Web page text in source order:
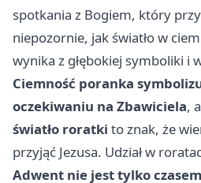
spotkania z Bogiem, który
niepozornie, jak światło w
wynika z głębokiej symboliki i
Ciemność poranka
oczekiwaniu na Zbawiciela,
światło roratki to znak, że
przyjąć Jezusa. Udział w
Adwent nie jest tylko